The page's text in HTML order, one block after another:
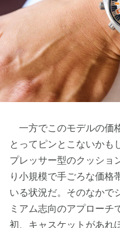
一方でこのモデルの価
とってピンとこないかも
プレッサー型のクッショ
り小規模で手ごろな価格
いる状況だ。そのなかで
ミアム志向のアプローチ
初、キャスケットがあれ